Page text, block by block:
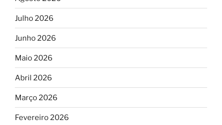
Julho 2026
Junho 2026
Maio 2026
Abril 2026
Março 2026
Fevereiro 2026